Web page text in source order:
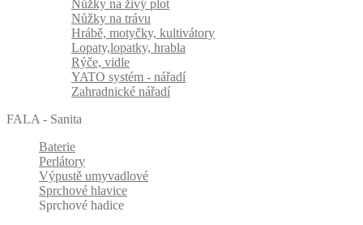
Nůžky na živý plot
Nůžky na trávu
Hrábě, motyčky, kultivátory
Lopaty,lopatky, hrabla
Rýče, vidle
YATO systém - nářadí
Zahradnické nářadí
FALA - Sanita
Baterie
Perlátory
Výpustě umyvadlové
Sprchové hlavice
Sprchové hadice